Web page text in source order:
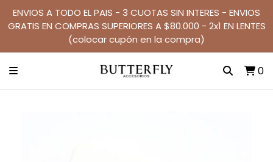
ENVIOS A TODO EL PAIS - 3 CUOTAS SIN INTERES - ENVIOS
GRATIS EN COMPRAS SUPERIORES A $80.000 - 2x1 EN LENTES
(colocar cupón en la compra)
0